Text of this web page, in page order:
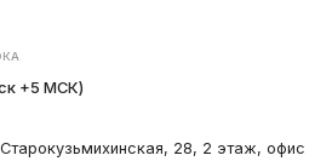
+5 МСК)
28, 2 этаж, офис